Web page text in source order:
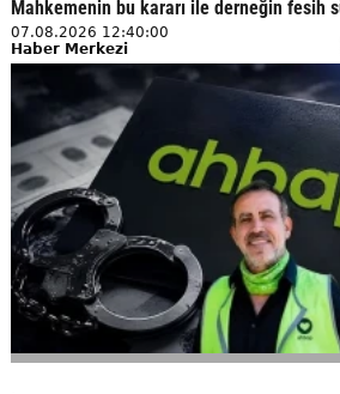
Mahkemenin bu kararı ile derneğin fesih
07.08.2026 12:40:00
Haber Merkezi